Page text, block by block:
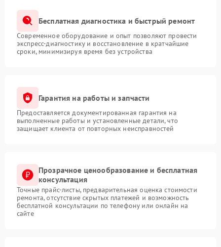
Бесплатная диагностика и быстрый ремонт
Современное оборудование и опыт позволяют провести
экспресс-диагностику и восстановление в кратчайшие
сроки, минимизируя время без устройства
Гарантия на работы и запчасти
Предоставляется документированная гарантия на
выполненные работы и установленные детали, что
защищает клиента от повторных неисправностей
Прозрачное ценообразование и бесплатная
консультация
Точные прайс-листы, предварительная оценка стоимости
ремонта, отсутствие скрытых платежей и возможность
бесплатной консультации по телефону или онлайн на
сайте